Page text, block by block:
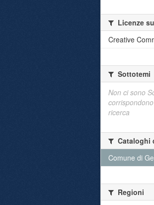
Licenze
Creative
Sottotemi
Non ci sono
ricerca
Cataloghi
Comune di
Regioni